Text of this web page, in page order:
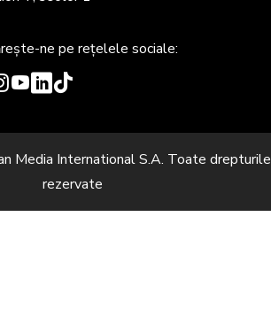
ne pe rețelele sociale:
Media International S.A. Toate drepturile
rezervate